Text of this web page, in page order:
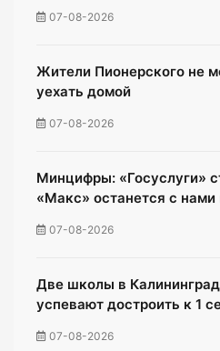
07-08-2026
Жители Пионерского не
уехать домой
07-08-2026
Минцифры: «Госуслуги»
«Макс» останется с нами
07-08-2026
Две школы в
успевают достроить к 1
07-08-2026